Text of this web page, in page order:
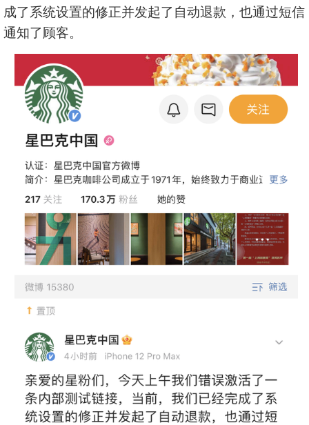
成了系统设置的修正并发起了自动退款，也通过短信
通知了顾客。